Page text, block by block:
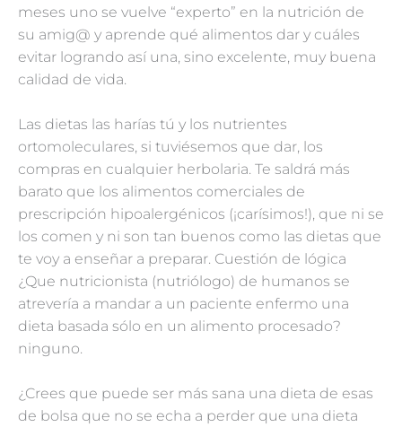
meses uno se vuelve “experto” en la nutrición de
su amig@ y aprende qué alimentos dar y cuáles
evitar logrando así una, sino excelente, muy buena
calidad de vida.
Las dietas las harías tú y los nutrientes
ortomoleculares, si tuviésemos que dar, los
compras en cualquier herbolaria. Te saldrá más
barato que los alimentos comerciales de
prescripción hipoalergénicos (¡carísimos!), que ni se
los comen y ni son tan buenos como las dietas que
te voy a enseñar a preparar. Cuestión de lógica
¿Que nutricionista (nutriólogo) de humanos se
atrevería a mandar a un paciente enfermo una
dieta basada sólo en un alimento procesado?
ninguno.
¿Crees que puede ser más sana una dieta de esas
de bolsa que no se echa a perder que una dieta